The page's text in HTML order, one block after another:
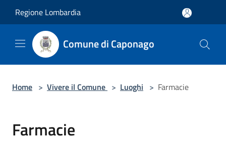
Regione Lombardia
Comune di Caponago
Home > Vivere il Comune > Luoghi > Farmacie
Farmacie